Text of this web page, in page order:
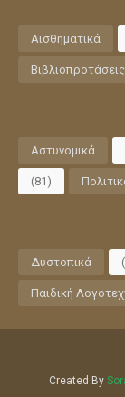
Αισθηματικά
Βιβλιοπροτάσεις
Αστυνομικά
(81)
Δυστοπικά
Παιδική
Created By